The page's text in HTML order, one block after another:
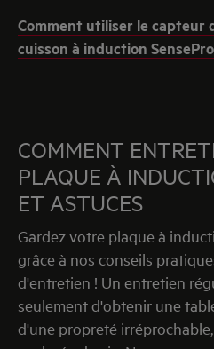
Comment utiliser le capteur
cuisson à induction
COMMENT
PLAQUE À
ET ASTUCES
Gardez votre plaque à
grâce à nos conseils
d'entretien ! Un entretien
seulement d'obtenir une
d'une propreté